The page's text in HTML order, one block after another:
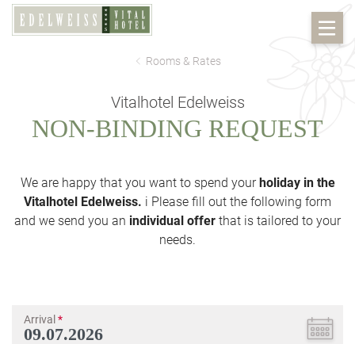
Rooms & Rates
Vitalhotel Edelweiss
NON-BINDING REQUEST
We are happy that you want to spend yourholiday in the
Vitalhotel Edelweiss. i Please fill out the following form
and we send you an individual offer that is tailored to your
needs.
Arrival *